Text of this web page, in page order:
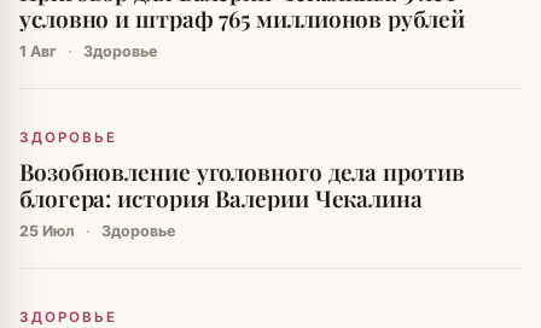
условно и штраф 765 миллионов рублей
1 Авг · Здоровье
ЗДОРОВЬЕ
Возобновление уголовного дела против
блогера: история Валерии Чекалина
25 Июл · Здоровье
ЗДОРОВЬЕ